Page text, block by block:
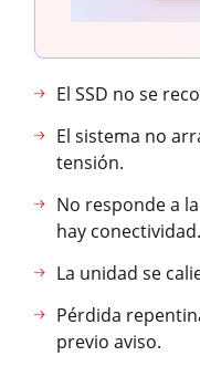
El SSD no se
El sistema no
tensión.
No responde a
hay conectividad.
La unidad se
Pérdida
previo aviso.